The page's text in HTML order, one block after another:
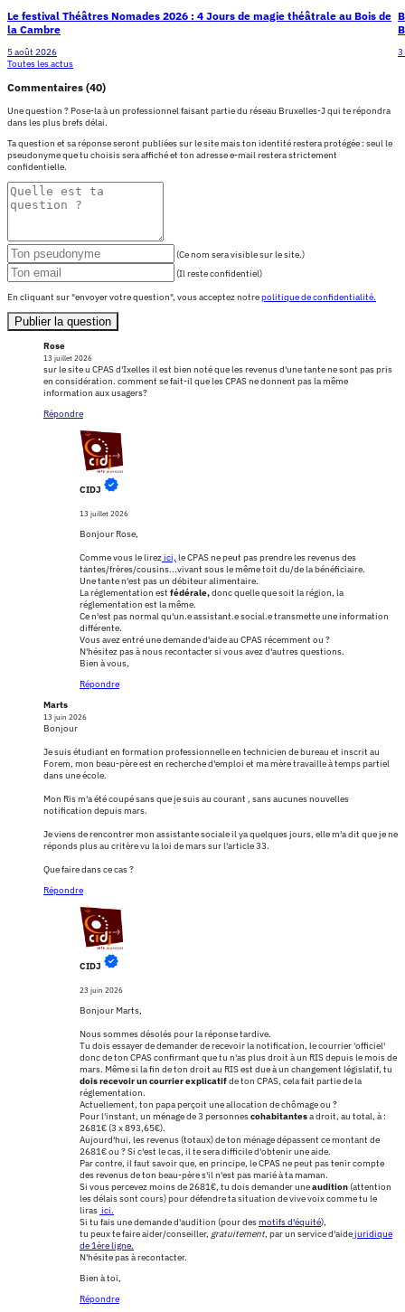
Le festival Théâtres Nomades 2026 : 4 Jours de magie théâtrale au Bois de
la Cambre
5 août 2026
3
Toutes les actus
Commentaires (40)
Une question ? Pose-la à un professionnel faisant partie du réseau Bruxelles-J qui te répondra
dans les plus brefs délai.
Ta question et sa réponse seront publiées sur le site mais ton identité restera protégée : seul le
pseudonyme que tu choisis sera affiché et ton adresse e-mail restera strictement
confidentielle.
(Ce nom sera visible sur le site.)
(Il reste confidentiel)
En cliquant sur "envoyer votre question", vous acceptez notrepolitique de confidentialité.
Publier la question
Rose
13 juillet 2026
sur le site u CPAS d'Ixelles il est bien noté que les revenus d'une tante ne sont pas pris
en considération. comment se fait-il que les CPAS ne donnent pas la même
information aux usagers?
Répondre
CIDJ
13 juillet 2026
Bonjour Rose,
Comme vous le lirezici, le CPAS ne peut pas prendre les revenus des
tantes/frères/cousins...vivant sous le même toit du/de la bénéficiaire.
Une tante n'est pas un débiteur alimentaire.
La réglementation est fédérale,donc quelle que soit la région, la
réglementation est la même.
Ce n'est pas normal qu'un.e assistant.e social.e transmette une information
différente.
Vous avez entré une demande d'aide au CPAS récemment ou ?
N'hésitez pas à nous recontacter si vous avez d'autres questions.
Bien à vous,
Répondre
Marts
13 juin 2026
Bonjour
Je suis étudiant en formation professionnelle en technicien de bureau et inscrit au
Forem, mon beau-père est en recherche d'emploi et ma mère travaille à temps partiel
dans une école.
Mon Ris m'a été coupé sans que je suis au courant , sans aucunes nouvelles
notification depuis mars.
Je viens de rencontrer mon assistante sociale il ya quelques jours, elle m'a dit que je ne
réponds plus au critère vu la loi de mars sur l'article 33.
Que faire dans ce cas ?
Répondre
CIDJ
23 juin 2026
Bonjour Marts,
Nous sommes désolés pour la réponse tardive.
Tu dois essayer de demander de recevoir la notification, le courrier 'officiel'
donc de ton CPAS confirmant que tu n'as plus droit à un RIS depuis le mois de
mars. Même si la fin de ton droit au RIS est due à un changement législatif, tu
dois recevoir un courrier explicatifde ton CPAS, cela fait partie de la
réglementation.
Actuellement, ton papa perçoit une allocation de chômage ou ?
Pour l'instant, un ménage de 3 personnescohabitantesa droit, au total, à :
2681€ (3 x 893,65€).
Aujourd'hui, les revenus (totaux) de ton ménage dépassent ce montant de
2681€ ou ? Si c'est le cas, il te sera difficile d'obtenir une aide.
Par contre, il faut savoir que, en principe, le CPAS ne peut pas tenir compte
des revenus de ton beau-père s'il n'est pas marié à ta maman.
Si vous percevez moins de 2681€, tu dois demander uneaudition(attention
les délais sont cours) pour défendre ta situation de vive voix comme tu le
liras ici.
Si tu fais une demande d'audition (pour desmotifs d'équité),
tu peux te faire aider/conseiller, gratuitement, par un service d'aidejuridique
de 1ère ligne.
N'hésite pas à recontacter.
Bien à toi,
Répondre